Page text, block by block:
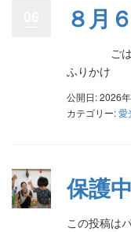
８月
ごはん
ふりかけ
公開日: 2026
カテゴリー:愛
保護
この投稿は